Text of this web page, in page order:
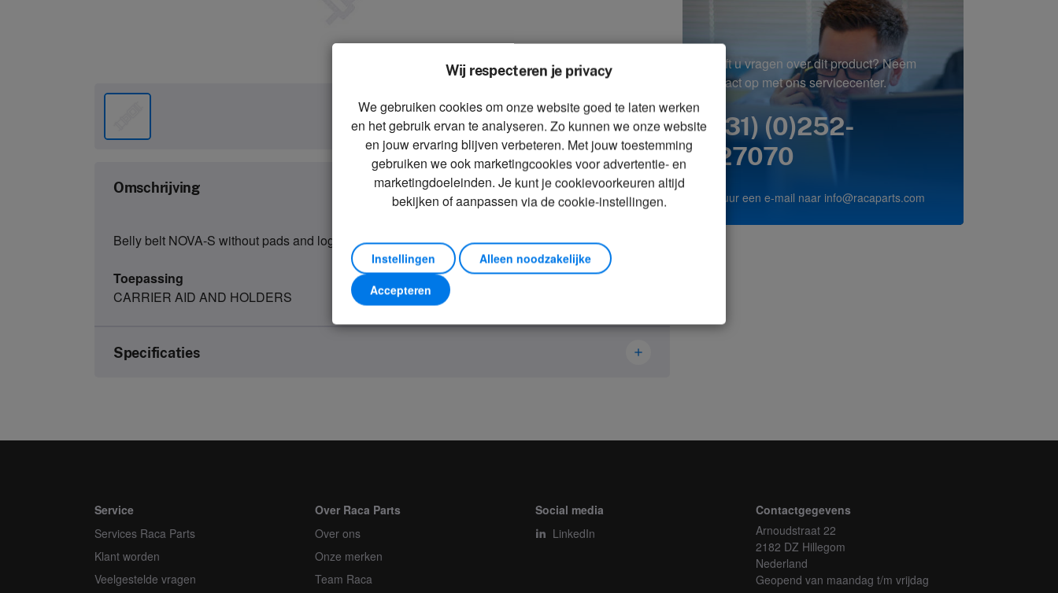
zoom_in
Zoom
Omschrijving
Belly belt NOVA-S without pads and logo (!!!)
Toepassing
CARRIER AID AND HOLDERS
Specificaties
Artikelnummer
11406650
Eenheid
Minimale bestelhoeveelheid
Orderveelvoud
Heeft u vragen over dit product? Neem
contact op met ons servicecenter.
(+31) (0)252-
227070
of stuur een e-mail naar info@racaparts.com
Wij respecteren je privacy
We gebruiken cookies om onze website goed te laten werken
en het gebruik ervan te analyseren. Zo kunnen we onze website
en jouw ervaring blijven verbeteren. Met jouw toestemming
gebruiken we ook marketingcookies voor advertentie- en
marketingdoeleinden. Je kunt je cookievoorkeuren altijd
bekijken of aanpassen via de cookie-instellingen.
Instellingen
Alleen noodzakelijke
Accepteren
Service
Services Raca Parts
Klant worden
Veelgestelde vragen
Over Raca Parts
Over ons
Onze merken
Team Raca
Social media
LinkedIn
Contactgegevens
Arnoudstraat 22
2182 DZ Hillegom
Nederland
Geopend van maandag t/m vrijdag